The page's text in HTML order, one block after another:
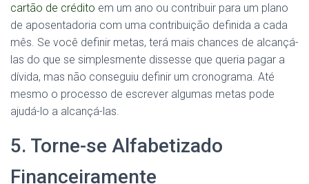
cartão de crédito em um ano ou contribuir para um plano
de aposentadoria com uma contribuição definida a cada
mês. Se você definir metas, terá mais chances de alcançá-
las do que se simplesmente dissesse que queria pagar a
dívida, mas não conseguiu definir um cronograma. Até
mesmo o processo de escrever algumas metas pode
ajudá-lo a alcançá-las.
5. Torne-se Alfabetizado
Financeiramente